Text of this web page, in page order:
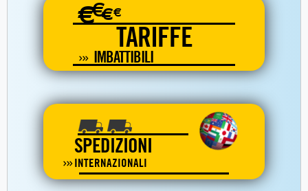
€€€€
TARIFFE
IMBATTIBILI
SPEDIZIONI
INTERNAZIONALI